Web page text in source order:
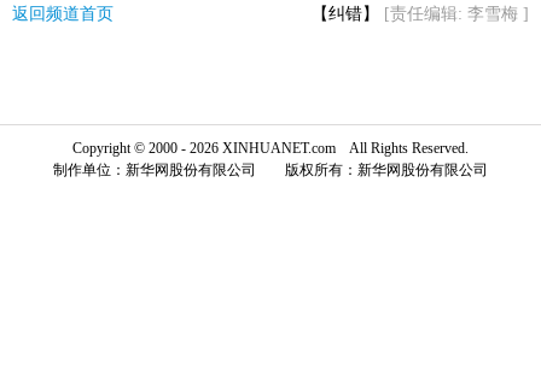
返回频道首页 【纠错】 [责任编辑: 李雪梅 ]
Copyright © 2000 - 2026 XINHUANET.com All Rights Reserved.
制作单位：新华网股份有限公司 版权所有：新华网股份有限公司